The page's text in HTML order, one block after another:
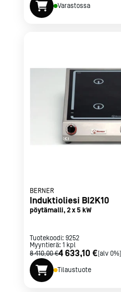
Varastossa
BERNER
Induktioliesi BI2K10
pöytämalli, 2 x 5 kW
Tuotekoodi: 9252
Myyntierä: 1 kpl
8 410,00 €4 633,10 €[alv 0%]
Tilaustuote